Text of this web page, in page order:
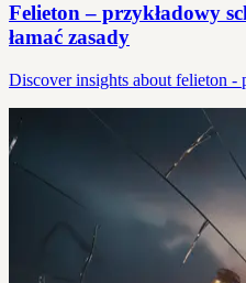
Felieton – przykładowy
łamać zasady
Discover insights about felieton -